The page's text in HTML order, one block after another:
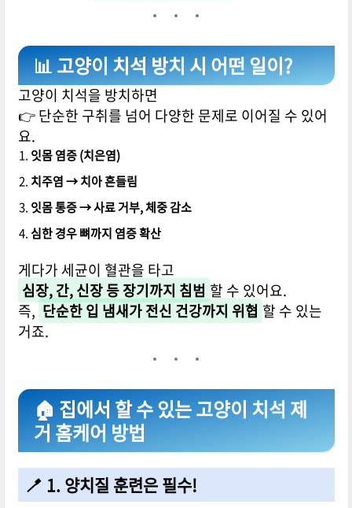
📊 고양이 치석 방치 시 어떤 일이?
고양이 치석을 방치하면
👉 단순한 구취를 넘어 다양한 문제로 이어질 수 있어
요.
잇몸 염증 (치은염)
치주염 → 치아 흔들림
잇몸 통증 → 사료 거부, 체중 감소
심한 경우 뼈까지 염증 확산
게다가 세균이 혈관을 타고
심장, 간, 신장 등 장기까지 침범 할 수 있어요.
즉, 단순한 입 냄새가 전신 건강까지 위협 할 수 있는
거죠.
🏠 집에서 할 수 있는 고양이 치석 제
거 홈케어 방법
🪥 1. 양치질 훈련은 필수!